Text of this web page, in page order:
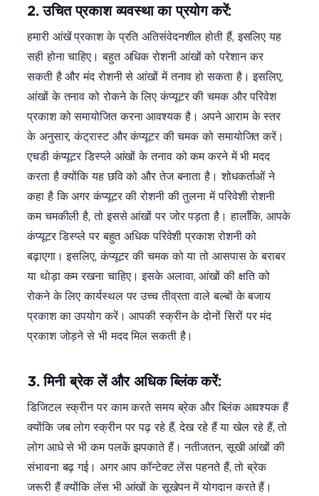
2. उचित प्रकाश व्यवस्था का प्रयोग करें:
हमारी आंखें प्रकाश के प्रति अतिसंवेदनशील होती हैं, इसलिए यह
सही होना चाहिए। बहुत अधिक रोशनी आंखों को परेशान कर
सकती है और मंद रोशनी से आंखों में तनाव हो सकता है। इसलिए,
आंखों के तनाव को रोकने के लिए कंप्यूटर की चमक और परिवेश
प्रकाश को समायोजित करना आवश्यक है। अपने आराम के स्तर
के अनुसार, कंट्रास्ट और कंप्यूटर की चमक को समायोजित करें।
एचडी कंप्यूटर डिस्प्ले आंखों के तनाव को कम करने में भी मदद
करता है क्योंकि यह छवि को और तेज बनाता है। शोधकर्ताओं ने
कहा है कि अगर कंप्यूटर की रोशनी की तुलना में परिवेशी रोशनी
कम चमकीली है, तो इससे आंखों पर जोर पड़ता है। हालाँकि, आपके
कंप्यूटर डिस्प्ले पर बहुत अधिक परिवेशी प्रकाश रोशनी को
बढ़ाएगा। इसलिए, कंप्यूटर की चमक को या तो आसपास के बराबर
या थोड़ा कम रखना चाहिए। इसके अलावा, आंखों की क्षति को
रोकने के लिए कार्यस्थल पर उच्च तीव्रता वाले बल्बों के बजाय
प्रकाश का उपयोग करें। आपकी स्क्रीन के दोनों सिरों पर मंद
प्रकाश जोड़ने से भी मदद मिल सकती है।
3. मिनी ब्रेक लें और अधिक ब्लिंक करें:
डिजिटल स्क्रीन पर काम करते समय ब्रेक और ब्लिंक आवश्यक हैं
क्योंकि जब लोग स्क्रीन पर पढ़ रहे हैं, देख रहे हैं या खेल रहे हैं, तो
लोग आधे से भी कम पलकें झपकाते हैं। नतीजतन, सूखी आंखों की
संभावना बढ़ गई। अगर आप कॉन्टेक्ट लेंस पहनते हैं, तो ब्रेक
जरूरी हैं क्योंकि लेंस भी आंखों के सूखेपन में योगदान करते हैं।